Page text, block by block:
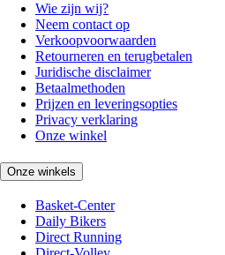
Wie zijn wij?
Neem contact op
Verkoopvoorwaarden
Retourneren en terugbetalen
Juridische disclaimer
Betaalmethoden
Prijzen en leveringsopties
Privacy verklaring
Onze winkel
Onze winkels
Basket-Center
Daily Bikers
Direct Running